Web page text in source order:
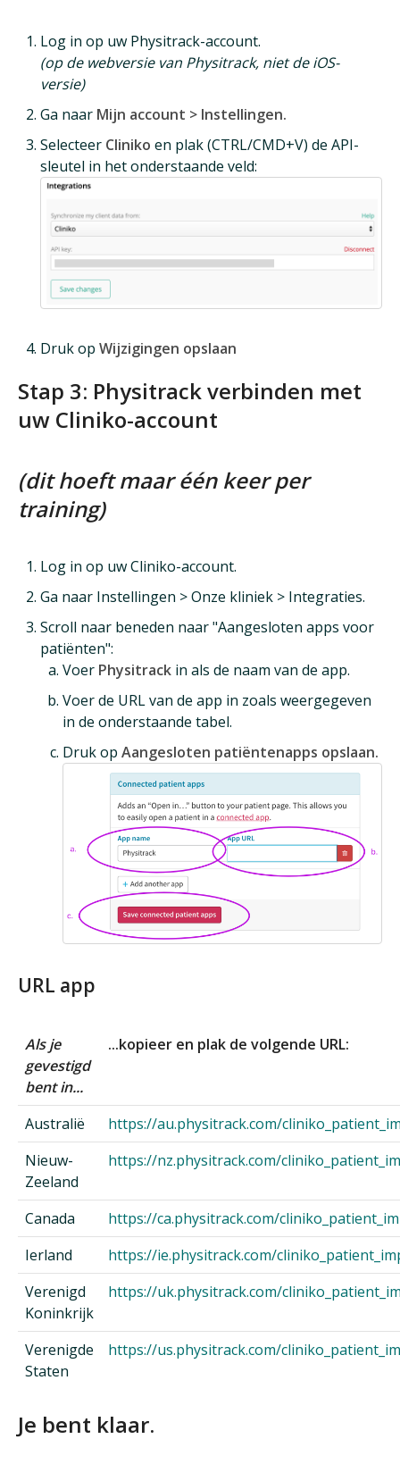
Log in op uw Physitrack-account.
(op de webversie van Physitrack, niet de iOS-
versie)
Ga naar Mijn account > Instellingen.
Selecteer Cliniko en plak (CTRL/CMD+V) de API-
sleutel in het onderstaande veld:
Druk op Wijzigingen opslaan
Stap 3: Physitrack verbinden met
uw Cliniko-account
(dit hoeft maar één keer per
training)
Log in op uw Cliniko-account.
Ga naar Instellingen > Onze kliniek > Integraties.
Scroll naar beneden naar "Aangesloten apps voor
patiënten":
Voer Physitrack in als de naam van de app.
Voer de URL van de app in zoals weergegeven
in de onderstaande tabel.
Druk op Aangesloten patiëntenapps opslaan.
URL app
Als je
gevestigd
bent in...
...kopieer en plak de volgende URL:
Australië
https://au.physitrack.com/
Nieuw-
Zeeland
https://nz.physitrack.com/
Canada
https://ca.physitrack.com/
Ierland
https://ie.physitrack.com/
Verenigd
Koninkrijk
https://uk.physitrack.com/
Verenigde
Staten
https://us.physitrack.com/
Je bent klaar.